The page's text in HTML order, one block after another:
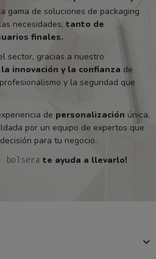
gama de soluciones de packaging
necesidades, tanto de
finales.
sector, gracias a nuestro
innovación y la confianza de
y la seguridad que
de personalización única,
por un equipo de expertos que
para tu negocio.
bolsera te ayuda a llevarlo!